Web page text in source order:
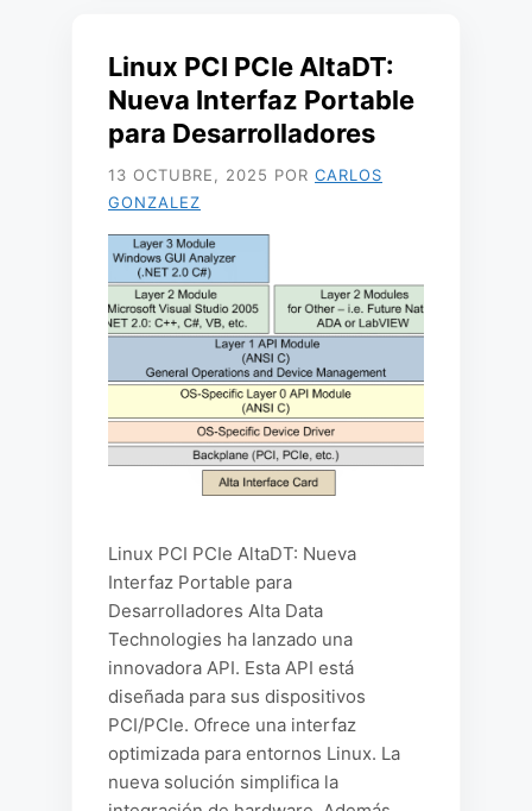
Linux PCI PCIe AltaDT:
Nueva Interfaz Portable
para Desarrolladores
13 OCTUBRE, 2025 POR CARLOS
GONZALEZ
Linux PCI PCIe AltaDT: Nueva
Interfaz Portable para
Desarrolladores Alta Data
Technologies ha lanzado una
innovadora API. Esta API está
diseñada para sus dispositivos
PCI/PCIe. Ofrece una interfaz
optimizada para entornos Linux. La
nueva solución simplifica la